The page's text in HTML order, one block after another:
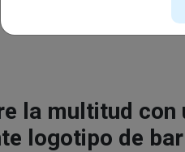
la multitud con
logotipo de